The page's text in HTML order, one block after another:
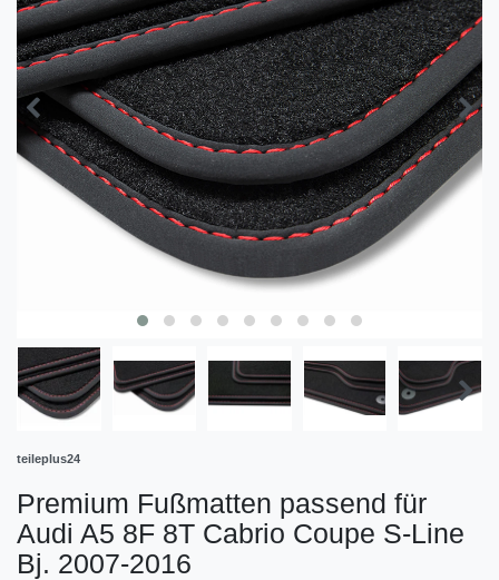
teileplus24
Premium Fußmatten passend für
Audi A5 8F 8T Cabrio Coupe S-Line
Bj. 2007-2016